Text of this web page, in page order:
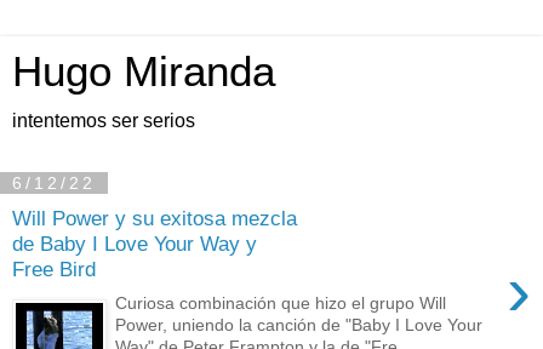
Hugo Miranda
intentemos ser serios
6/12/22
Will Power y su exitosa mezcla
de Baby I Love Your Way y
Free Bird
›
Curiosa combinación que hizo el grupo Will
Power, uniendo la canción de "Baby I Love Your